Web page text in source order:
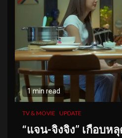
1 min read
TV & MOVIE UPDATE
“แจน-จิงจิง” เกือบห